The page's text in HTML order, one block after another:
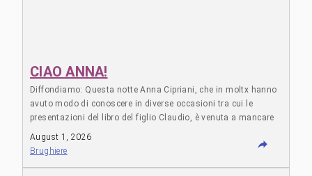
CIAO ANNA!
Diffondiamo: Questa notte Anna Cipriani, che in moltx hanno
avuto modo di conoscere in diverse occasioni tra cui le
presentazioni del libro del figlio Claudio, è venuta a mancare
in ospedale a Napoli. Abbiamo percorso con lei un pezzo
profondo e importantissimo, reciprocamente l’una a fianco
August 1, 2026
Brughiere